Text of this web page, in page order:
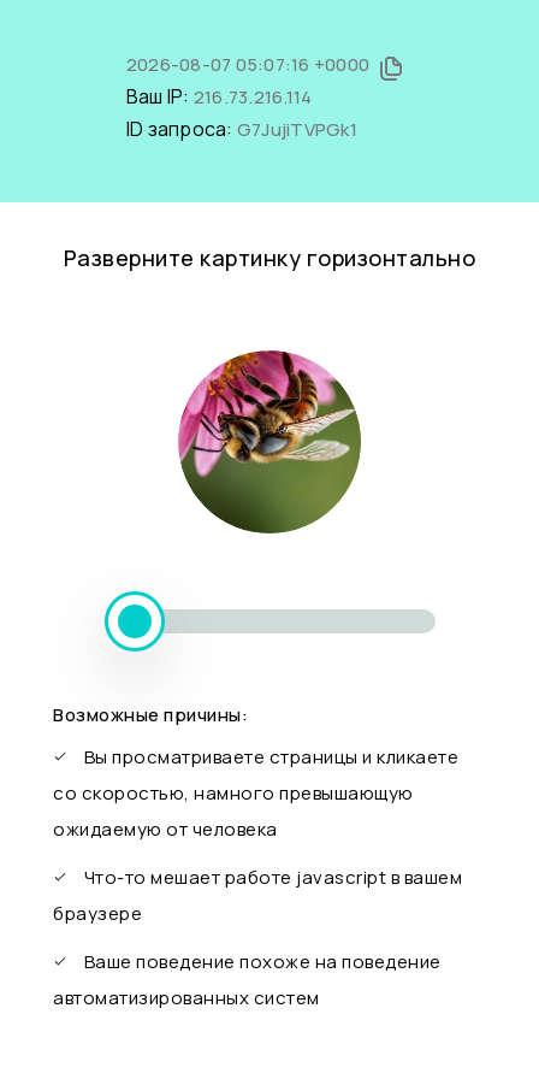
2026-08-07 05:07:16 +0000
Ваш IP: 216.73.216.114
ID запроса: G7JujiTVPGk1
Разверните картинку горизонтально
Возможные причины:
Вы просматриваете страницы и кликаете
со скоростью, намного превышающую
ожидаемую от человека
Что-то мешает работе javascript в вашем
браузере
Ваше поведение похоже на поведение
автоматизированных систем